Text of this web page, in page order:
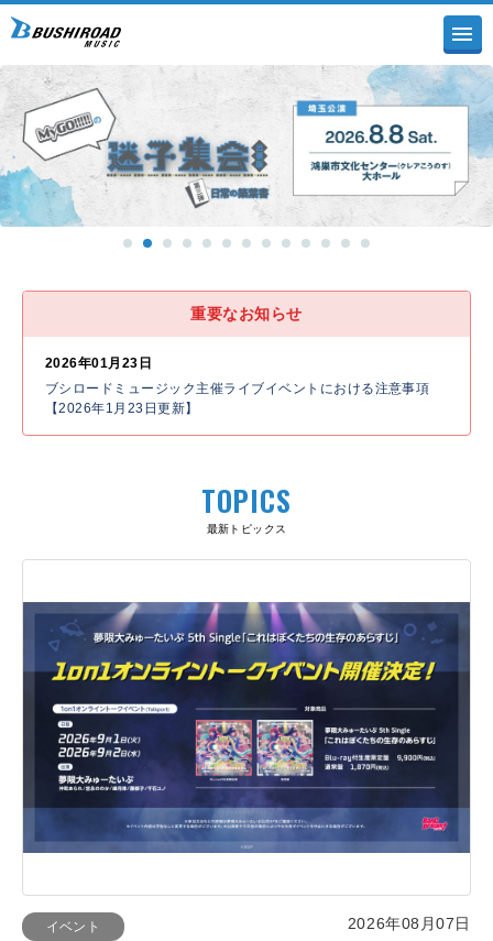
重要なお知らせ
2026年01月23日
ブシロードミュージック主催ライブイベントにおける注意事項
【2026年1月23日更新】
TOPICS
最新トピックス
イベント 2026年08月07日